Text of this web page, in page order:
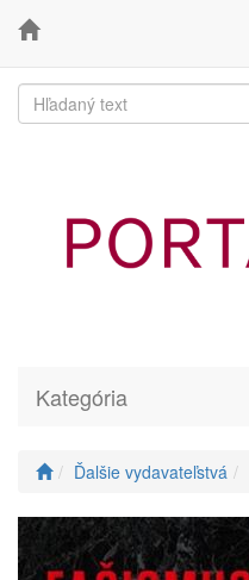
Kategória
Ďalšie vydavateľstvá